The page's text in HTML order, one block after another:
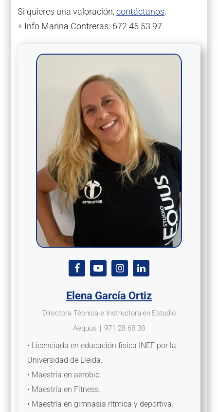
Si quieres una valoración,contáctanos.
+ Info Marina Contreras: 672 45 53 97
Elena García Ortiz
Directora Técnica e Instructora en Estudio
Aequus
971 28 68 38
• Licenciada en educación física INEF por la
Universidad de Lleida.
• Maestría en aerobic.
• Maestría en Fitness.
• Maestría en gimnasia rítmica y deportiva.